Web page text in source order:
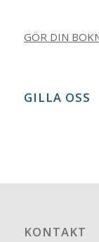
GÖR DIN
GILLA OSS
KONTAKT